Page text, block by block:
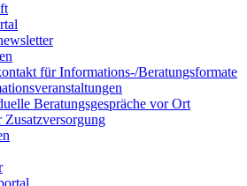
für Informations-/Beratungsformate
Beratungsgespräche vor Ort
Zusatzversorgung